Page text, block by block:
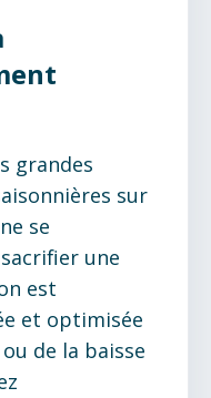
grandes
sur
se
une
est
et optimisée
de la baisse